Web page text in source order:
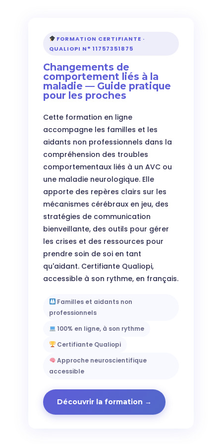
FORMATION CERTIFIANTE ·
QUALIOPI N° 11757351875
Changements de
comportement liés à la
maladie — Guide pratique
pour les proches
Cette formation en ligne
accompagne les familles et les
aidants non professionnels dans la
compréhension des troubles
comportementaux liés à un AVC ou
une maladie neurologique. Elle
apporte des repères clairs sur les
mécanismes cérébraux en jeu, des
stratégies de communication
bienveillante, des outils pour gérer
les crises et des ressources pour
prendre soin de soi en tant
qu'aidant. Certifiante Qualiopi,
accessible à son rythme, en français.
Familles et aidants non
professionnels
100% en ligne, à son rythme
Certifiante Qualiopi
Approche neuroscientifique
accessible
Découvrir la formation →